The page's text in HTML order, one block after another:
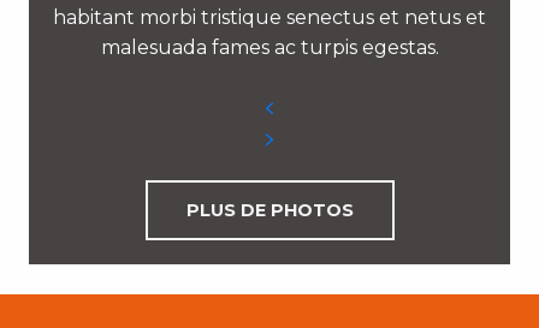
habitant morbi tristique senectus et netus et
malesuada fames ac turpis egestas.
PLUS DE PHOTOS